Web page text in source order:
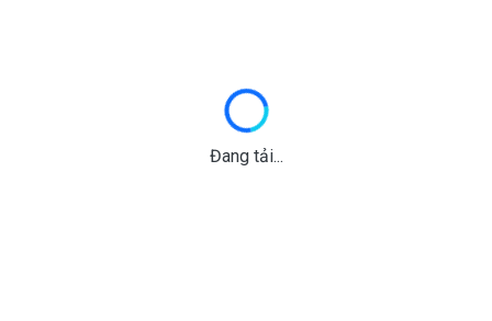
Đang tải...